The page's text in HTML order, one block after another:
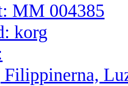
MM 004385
korg
Filippinerna,